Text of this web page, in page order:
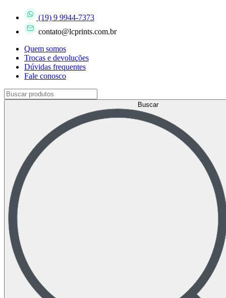
(19) 9 9944-7373
contato@lcprints.com.br
Quem somos
Trocas e devoluções
Dúvidas frequentes
Fale conosco
Buscar